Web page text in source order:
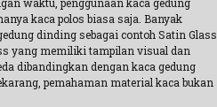
kaca polos biasa saja. Banyak
dinding sebagai contoh Satin Glass
yang memiliki tampilan visual dan
dibandingkan dengan kaca gedung
pemahaman material kaca bukan